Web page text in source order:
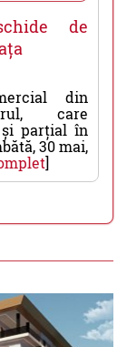
de
din
care
parțial în
30 mai,
]